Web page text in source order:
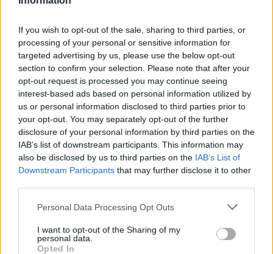
If you wish to opt-out of the sale, sharing to third parties, or
processing of your personal or sensitive information for
targeted advertising by us, please use the below opt-out
section to confirm your selection. Please note that after your
opt-out request is processed you may continue seeing
interest-based ads based on personal information utilized by
us or personal information disclosed to third parties prior to
your opt-out. You may separately opt-out of the further
disclosure of your personal information by third parties on the
IAB’s list of downstream participants. This information may
also be disclosed by us to third parties on the IAB’s List of
Downstream Participants that may further disclose it to other
Personal Data Processing Opt Outs
I want to opt-out of the Sharing of my
personal data.
Opted In
2028, αλλά από φέτος. Κι αυτό παρότι σύμφωνα
με το Στρατηγικό Σχέδιο για την ΚΑΠ θεωρούνται
ενεργοί αγρότες και δικαιούνται να λάβουν
αγροτικές επιδοτήσεις.
Κοντά στους μικρούς παραγωγούς, εκτός
επιδοτήσεων ή με μεγάλες μειώσεις, απειλούνται
και χιλιάδες μεσαίοι και μεγάλοι αγρότες, όπως
ήδη φάνηκε με τις πληρωμές των συνδεδεμένων
καθεστώτα αγροτικών επιδοτήσεων, όπως είναι η
βιολογική γεωργία και κτηνοτροφία κλπ.